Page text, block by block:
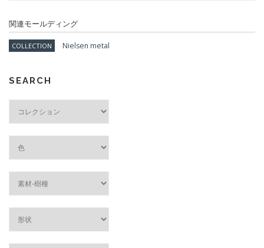
関連モールディング
COLLECTION Nielsen metal
SEARCH